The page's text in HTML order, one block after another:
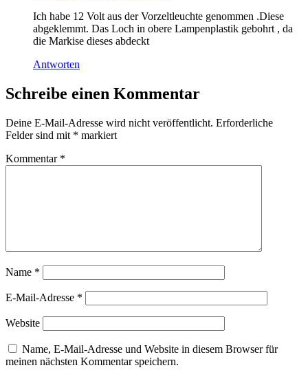
Ich habe 12 Volt aus der Vorzeltleuchte genommen .Diese
abgeklemmt. Das Loch in obere Lampenplastik gebohrt , da
die Markise dieses abdeckt
Antworten
Schreibe einen Kommentar
Deine E-Mail-Adresse wird nicht veröffentlicht. Erforderliche
Felder sind mit * markiert
Kommentar *
Name *
E-Mail-Adresse *
Website
Name, E-Mail-Adresse und Website in diesem Browser für
meinen nächsten Kommentar speichern.